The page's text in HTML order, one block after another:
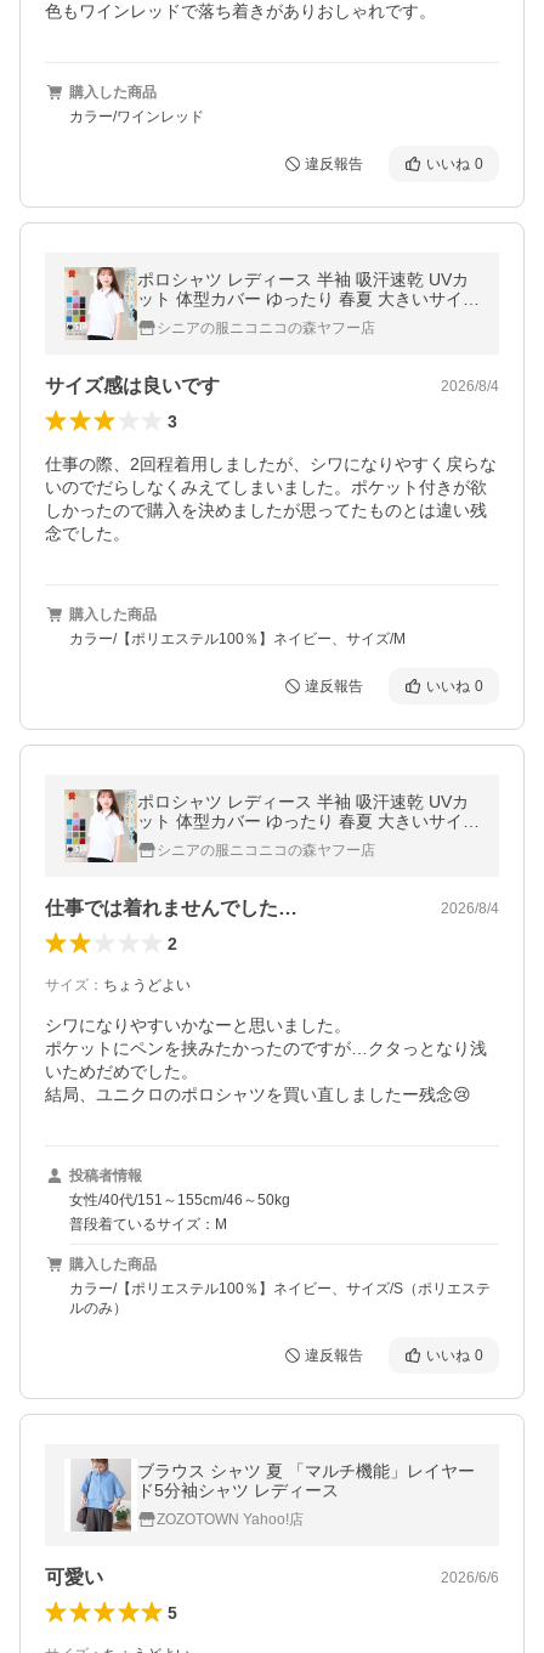
色もワインレッドで落ち着きがありおしゃれです。
購入した商品
カラー/ワインレッド
違反報告 いいね 0
ポロシャツ レディース 半袖 吸汗速乾 UVカ
ット 体型カバー ゆったり 春夏 大きいサイズ
S M L LL 3L ミセス 40代 50代
シニアの服ニコニコの森ヤフー店
サイズ感は良いです 2026/8/4
3
仕事の際、2回程着用しましたが、シワになりやすく戻らな
いのでだらしなくみえてしまいました。ポケット付きが欲
しかったので購入を決めましたが思ってたものとは違い残
念でした。
購入した商品
カラー/【ポリエステル100％】ネイビー、サイズ/M
違反報告 いいね 0
ポロシャツ レディース 半袖 吸汗速乾 UVカ
ット 体型カバー ゆったり 春夏 大きいサイズ
S M L LL 3L ミセス 40代 50代
シニアの服ニコニコの森ヤフー店
仕事では着れませんでした… 2026/8/4
2
サイズ ： ちょうどよい
シワになりやすいかなーと思いました。
ポケットにペンを挟みたかったのですが…クタっとなり浅
いためだめでした。
結局、ユニクロのポロシャツを買い直しましたー残念😢
投稿者情報
女性/40代/151～155cm/46～50kg
普段着ているサイズ：M
購入した商品
カラー/【ポリエステル100％】ネイビー、サイズ/S（ポリエステ
ルのみ）
違反報告 いいね 0
ブラウス シャツ 夏 「マルチ機能」レイヤー
ド5分袖シャツ レディース
ZOZOTOWN Yahoo!店
可愛い 2026/6/6
5